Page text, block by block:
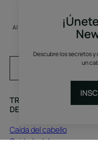
Descubre los secretos
un
Suscíbete
Al hacer clic aquí, acepta
en
Su dirección
TRATAMIENTOS PARA
DESCUBRIR
Caída del cabello
Cuidado del cuero